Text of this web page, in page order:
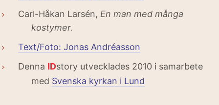
Carl-Håkan Larsén, En man med många
kostymer.
Text/Foto: Jonas Andréasson
Denna IDstory utvecklades 2010 i samarbete
med Svenska kyrkan i Lund